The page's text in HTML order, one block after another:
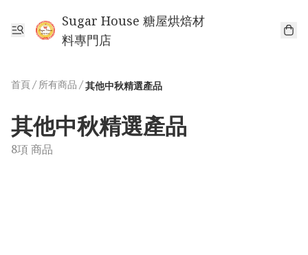
Sugar House 糖屋烘焙材
料專門店
首頁 / 所有商品 / 其他中秋精選產品
其他中秋精選產品
8項 商品